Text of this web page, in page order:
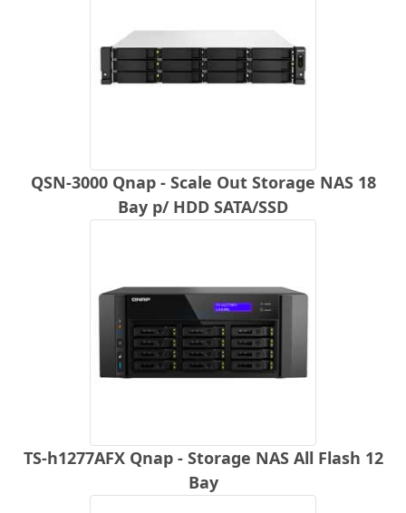
QSN-3000 Qnap - Scale Out Storage NAS 18
Bay p/ HDD SATA/SSD
TS-h1277AFX Qnap - Storage NAS All Flash 12
Bay